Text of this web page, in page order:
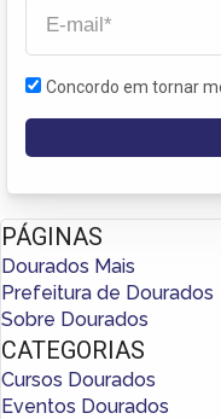
Concordo em tornar
PÁGINAS
Dourados Mais
Prefeitura de Dourados
Sobre Dourados
CATEGORIAS
Cursos Dourados
Eventos Dourados